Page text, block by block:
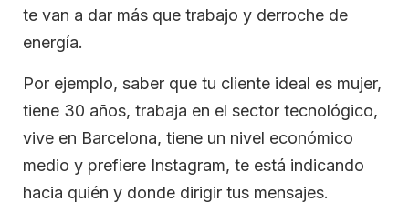
te van a dar más que trabajo y derroche de
energía.
Por ejemplo, saber que tu cliente ideal es mujer,
tiene 30 años, trabaja en el sector tecnológico,
vive en Barcelona, tiene un nivel económico
medio y prefiere Instagram, te está indicando
hacia quién y donde dirigir tus mensajes.